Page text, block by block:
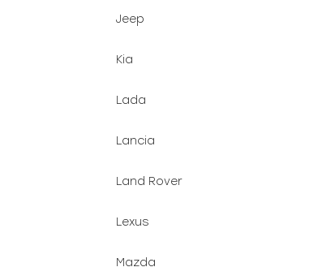
Jeep
Kia
Lada
Lancia
Land Rover
Lexus
Mazda